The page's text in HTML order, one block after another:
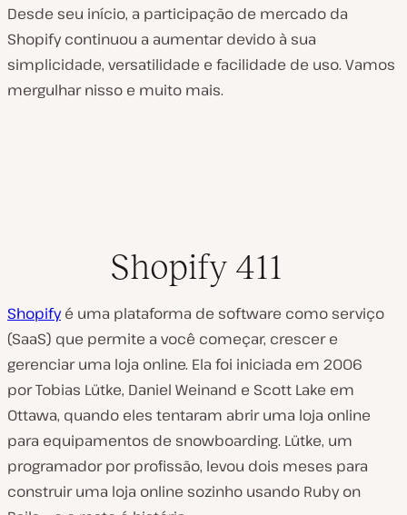
Desde seu início, a participação de mercado da
Shopify continuou a aumentar devido à sua
simplicidade, versatilidade e facilidade de uso. Vamos
mergulhar nisso e muito mais.
Shopify 411
Shopifyé uma plataforma de software como serviço
(SaaS) que permite a você começar, crescer e
gerenciar uma loja online. Ela foi iniciada em 2006
por Tobias Lütke, Daniel Weinand e Scott Lake em
Ottawa, quando eles tentaram abrir uma loja online
para equipamentos de snowboarding. Lütke, um
programador por profissão, levou dois meses para
construir uma loja online sozinho usando Ruby on